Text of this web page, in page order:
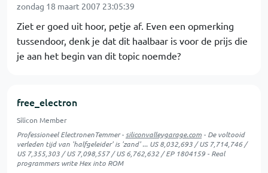
zondag 18 maart 2007 23:05:39
Ziet er goed uit hoor, petje af. Even een opmerking
tussendoor, denk je dat dit haalbaar is voor de prijs die
je aan het begin van dit topic noemde?
free_electron
Silicon Member
Professioneel ElectronenTemmer - siliconvalleygarage.com - De voltooid
verleden tijd van 'halfgeleider' is 'zand' ... US 8,032,693 / US 7,714,746 /
US 7,355,303 / US 7,098,557 / US 6,762,632 / EP 1804159 - Real
programmers write Hex into ROM